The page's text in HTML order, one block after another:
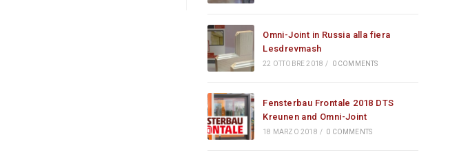
Omni-Joint in Russia alla fiera
Lesdrevmash
22 OTTOBRE 2018 / 0 COMMENTS
Fensterbau Frontale 2018 DTS
Kreunen and Omni-Joint
18 MARZO 2018 / 0 COMMENTS